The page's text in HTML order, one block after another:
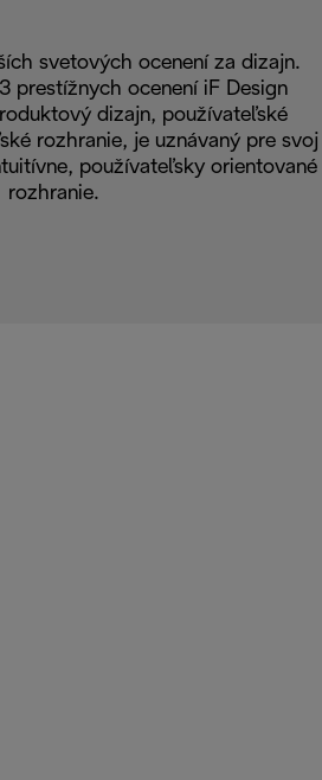
svetových ocenení za dizajn.
prestížnych ocenení iF Design
dizajn, používateľské
rozhranie, je uznávaný pre svoj
používateľsky orientované
rozhranie.